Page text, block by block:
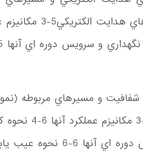
شفافيت و مسيرهاي مربوطه
و …) 6-2انواع
6-5 نحوه تعمير و نگهداري و سرويس